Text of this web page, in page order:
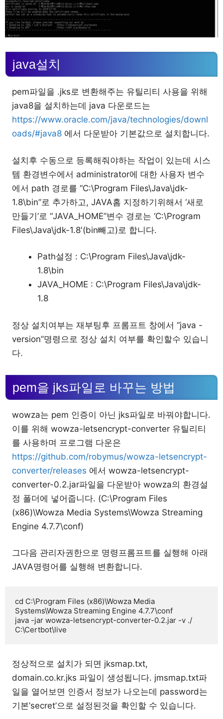
java설치
pem파일을 .jks로 변환해주는 유틸리티 사용을 위해
java8을 설치하는데 java 다운로드는
https://www.oracle.com/java/technologies/downl
oads/#java8 에서 다운받아 기본값으로 설치합니다.
설치후 수동으로 등록해줘야하는 작업이 있는데 시스
템 환경변수에서 administrator에 대한 사용자 변수
에서 path 경로를 “C:\Program Files\Java\jdk-
1.8\bin”로 추가하고, JAVA홈 지정하기위해서 ‘새로
만들기’로 “JAVA_HOME”변수 경로는 ‘C:\Program
Files\Java\jdk-1.8′(bin빼고)로 합니다.
Path설정 : C:\Program Files\Java\jdk-
1.8\bin
JAVA_HOME : C:\Program Files\Java\jdk-
1.8
정상 설치여부는 재부팅후 프롬프트 창에서 “java -
version”명령으로 정상 설치 여부를 확인할수 있습니
다.
pem을 jks파일로 바꾸는 방법
wowza는 pem 인증이 아닌 jks파일로 바꿔야합니다.
이를 위해 wowza-letsencrypt-converter 유틸리티
를 사용하며 프로그램 다운은
https://github.com/robymus/wowza-letsencrypt-
converter/releases 에서 wowza-letsencrypt-
converter-0.2.jar파일을 다운받아 wowza의 환경설
정 폴더에 넣어줍니다. (C:\Program Files
(x86)\Wowza Media Systems\Wowza Streaming
Engine 4.7.7\conf)
그다음 관리자권한으로 명령프롬프트를 실행해 아래
JAVA명령어를 실행해 변환합니다.
cd C:\Program Files (x86)\Wowza Media
Systems\Wowza Streaming Engine 4.7.7\conf
java -jar wowza-letsencrypt-converter-0.2.jar -v ./
C:\Certbot\live
정상적으로 설치가 되면 jksmap.txt,
domain.co.kr.jks 파일이 생성됩니다. jmsmap.txt파
일을 열어보면 인증서 정보가 나오는데 password는
기본’secret’으로 설정된것을 확인할 수 있습니다.